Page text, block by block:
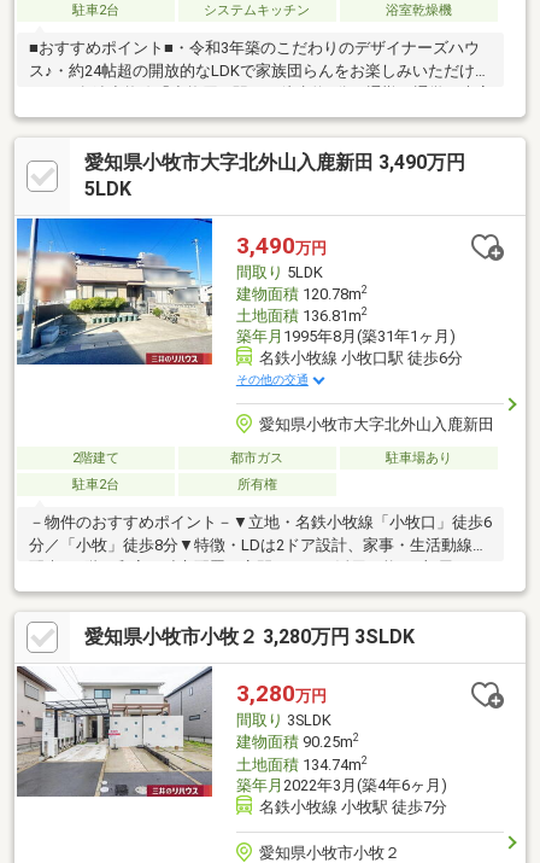
駐車2台
システムキッチン 浴室乾燥機
■おすすめポイント■・令和3年築のこだわりのデザイナーズハウ
ス♪・約24帖超の開放的なLDKで家族団らんをお楽しみいただけま
便利です！・アイランドキッチンでキッチンスペース広々として
います！・リビング階段でご家族とのコミュニケーションがとり
やすい間取りです◎・大型WIC、各居室収納完備ですっきりとし
た室内を保つことができます☆・南面道路につき陽当り良好！快
め！■周辺環境■・小牧原小学校 徒歩約17分・味岡中学校 徒歩
約22分※設備の故障・不具合は免責
愛知県小牧市大字北外山入鹿新田 3,490万円
5LDK
3,490万円
間取り 5LDK
建物面積120.78m2
土地面積136.81m2
築年月 1995年8月(築31年1ヶ月)
名鉄小牧線 小牧口駅 徒歩6分
その他の交通
愛知県小牧市大字北外山入鹿新田
2階建て 都市ガス
駐車場あり
駐車2台
所有権
－物件のおすすめポイント－▼立地・名鉄小牧線「小牧口」徒歩6
分／「小牧」徒歩8分▼特徴・LDは2ドア設計、家事・生活動線に
出入り可能な南向きのベランダ有・各和室・1階ホールなどに収納
スペースを確保・各階にトイレがあり、来客時も気兼ねなく使用
可能・駐車場2台分有(車種による)▼周辺環境・ファミリーマート
小牧東新町店 徒歩2分(約150m)・マックスバリュ小牧駅西店 徒歩
11分(約850m)■ ご希望の住まい探しをお手伝いします
━━━━━・・・物件の詳細・ご相談はお気軽にお問い合わせく
ださい。
愛知県小牧市小牧２ 3,280万円 3SLDK
3,280万円
間取り 3SLDK
建物面積90.25m2
土地面積134.74m2
築年月 2022年3月(築4年6ヶ月)
名鉄小牧線 小牧駅 徒歩7分
愛知県小牧市小牧２